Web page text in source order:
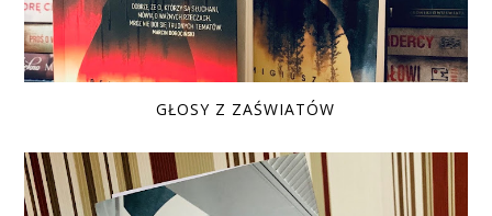
GŁOSY Z ZAŚWIATÓW